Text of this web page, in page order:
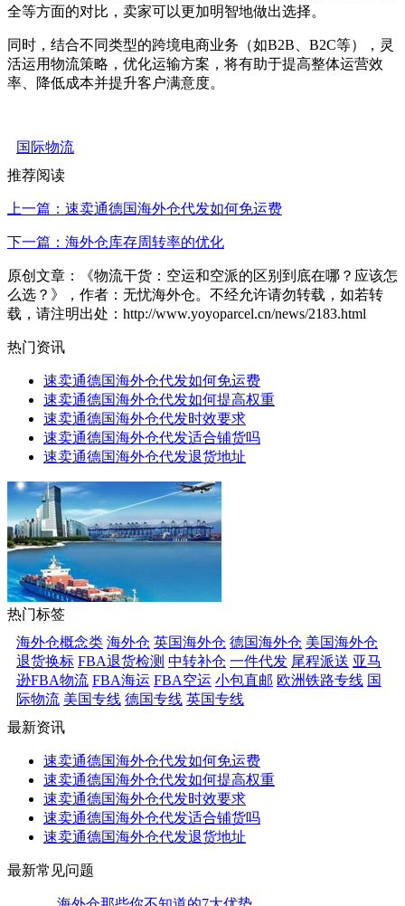
全等方面的对比，卖家可以更加明智地做出选择。
同时，结合不同类型的跨境电商业务（如B2B、B2C等），灵
活运用物流策略，优化运输方案，将有助于提高整体运营效
率、降低成本并提升客户满意度。
国际物流
推荐阅读
上一篇：速卖通德国海外仓代发如何免运费
下一篇：海外仓库存周转率的优化
原创文章：《物流干货：空运和空派的区别到底在哪？应该怎
么选？》，作者：无忧海外仓。不经允许请勿转载，如若转
载，请注明出处：http://www.yoyoparcel.cn/news/2183.html
热门资讯
速卖通德国海外仓代发如何免运费
速卖通德国海外仓代发如何提高权重
速卖通德国海外仓代发时效要求
速卖通德国海外仓代发适合铺货吗
速卖通德国海外仓代发退货地址
热门标签
海外仓概念类 海外仓 英国海外仓 德国海外仓 美国海外仓
退货换标 FBA退货检测 中转补仓 一件代发 尾程派送 亚马
逊FBA物流 FBA海运 FBA空运 小包直邮 欧洲铁路专线 国
际物流 美国专线 德国专线 英国专线
最新资讯
速卖通德国海外仓代发如何免运费
速卖通德国海外仓代发如何提高权重
速卖通德国海外仓代发时效要求
速卖通德国海外仓代发适合铺货吗
速卖通德国海外仓代发退货地址
最新常见问题